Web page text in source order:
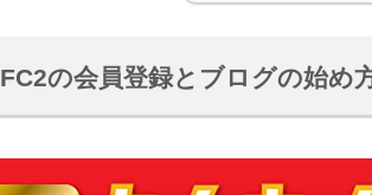
FC2の会員登録とブログの始め